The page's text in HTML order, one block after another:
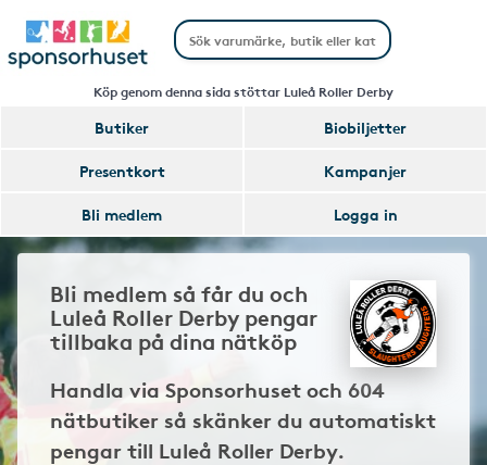
Köp genom denna sida stöttar Luleå Roller Derby
Butiker
Biobiljetter
Presentkort
Kampanjer
Bli medlem
Logga in
Bli medlem så får du och
Luleå Roller Derby pengar
tillbaka på dina nätköp
Handla via Sponsorhuset och 604
nätbutiker så skänker du automatiskt
pengar till Luleå Roller Derby.